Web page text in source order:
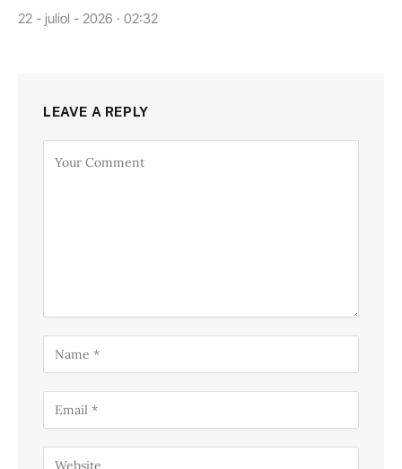
22 - juliol - 2026 · 02:32
LEAVE A REPLY